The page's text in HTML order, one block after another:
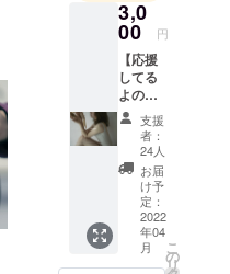
今は日本を
拠点に移
し、ダン
サーとして
舞台に立ち
続けながら
「日常に
アートを」
を軸にアー
トで心を躍
らせる人が
3,0
00 円
【応援
してる
よのリ
ター
ン】 応
援して
るよー
という
お気持
ちと支
援に、
村中智
支援
者：
24人
お届
け予
定：
2022
年04
月
こ
の
リ